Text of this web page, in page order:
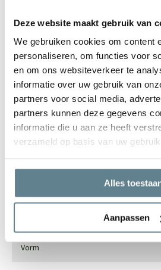
Deze website maakt gebruik van
We gebruiken cookies om content
personaliseren, om functies voor
en om ons websiteverkeer te
informatie over uw gebruik van
partners voor social media,
partners kunnen deze gegevens
informatie die u aan ze heeft
verzameld op basis van uw
Alles
Aanpassen
We staan voor je klaar
Wil je advies of heb je een vraag?
team!
Start chat
0344-228104
Vorm